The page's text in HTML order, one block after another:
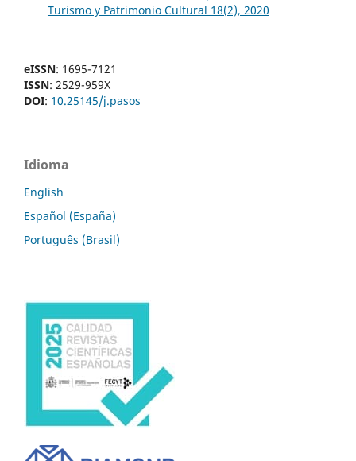
Turismo y Patrimonio Cultural 18(2), 2020
eISSN: 1695-7121
ISSN: 2529-959X
DOI: 10.25145/j.pasos
Idioma
English
Español (España)
Português (Brasil)